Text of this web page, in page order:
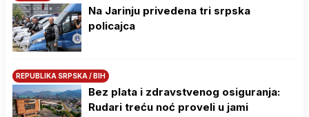
Na Јarinju privedena tri srpska
policajca
REPUBLIKA SRPSKA / BIH
Bez plata i zdravstvenog osiguranja:
Rudari treću noć proveli u jami